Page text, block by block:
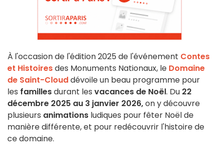
À l'occasion de l'édition 2025 de l'événement Contes
et Histoiresdes Monuments Nationaux, le Domaine
de Saint-Clouddévoile un beau programme pour
les famillesdurant les vacances de Noël. Du 22
décembre 2025 au 3 janvier 2026,on y découvre
plusieurs animations ludiques pour fêter Noël de
manière différente, et pour redécouvrir l'histoire de
ce domaine.